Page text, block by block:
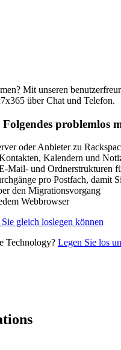
Mit unseren
über Chat und Telefon.
problemlos
oder Anbieter zu
Kalendern und
Mail- und Ordnerstrukturen
pro Postfach, damit
den Migrationsvorgang
Webbrowser
gleich loslegen können
Technology? Legen Sie los